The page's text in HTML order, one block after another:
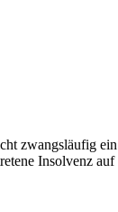
zwangsläufig
Insolvenz